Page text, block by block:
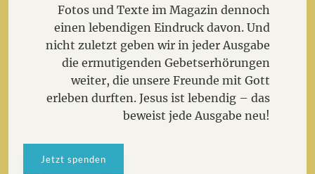
Fotos und Texte im Magazin dennoch
einen lebendigen Eindruck davon. Und
nicht zuletzt geben wir in jeder Ausgabe
die ermutigenden Gebetserhörungen
weiter, die unsere Freunde mit Gott
erleben durften. Jesus ist lebendig – das
beweist jede Ausgabe neu!
Jetzt spenden